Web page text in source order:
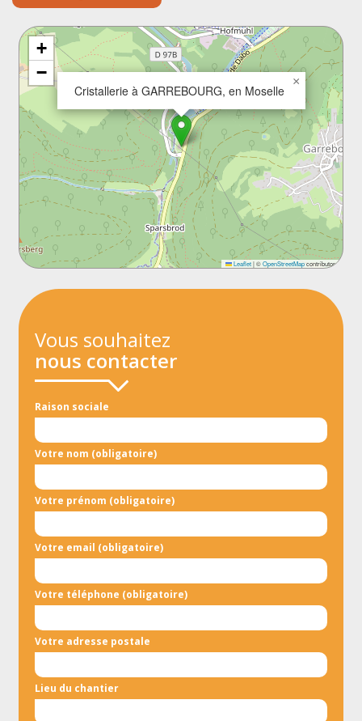
Cristallerie à GARREBOURG, en Moselle
×
+
−
Leaflet |©OpenStreetMapcontributors
Vous souhaitez
nous contacter
Raison sociale
Votre nom (obligatoire)
Votre prénom (obligatoire)
Votre email (obligatoire)
Votre téléphone (obligatoire)
Votre adresse postale
Lieu du chantier